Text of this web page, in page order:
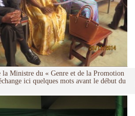
la Ministre du « Genre et de la Promotion
ici quelques mots avant le début du